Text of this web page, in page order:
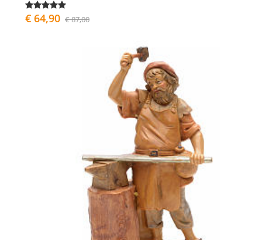
€ 64,90 € 87,00